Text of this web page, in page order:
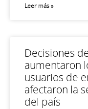
Leer más »
Decisiones
aumentaron
usuarios de
afectaron la
del país